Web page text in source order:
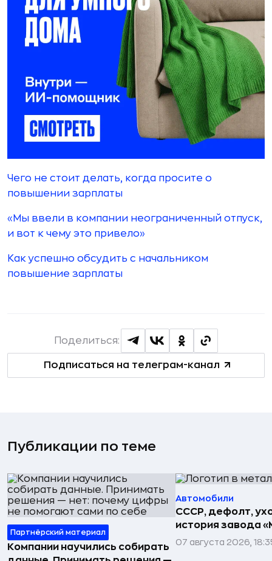
Чего не стоит делать, когда просите о
повышении зарплаты
«Мы ввели в компании неограниченный отпуск,
и вот к чему это привело»
Как успешно обсудить с начальником
повышение зарплаты
Подписаться на телеграм-канал
Поделиться:
Публикации по теме
Партнёрский материал
Компании научились собирать
Автомобили
СССР, дефолт,
история завода
07 августа 2026,